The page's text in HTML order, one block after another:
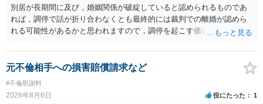
別居が長期間に及び，婚姻関係が破綻していると認められるものであ
れば，調停で話が折り合わなくとも最終的には裁判での離婚が認めら
れる可能性があるかと思われますので，調停を起こす価値はあるよう
は調停が成立するということはないため，相手が合意するメリットを
だしてでも調停で終わらせるよう努めるのか，裁判離婚を見据えて調
停での離婚に固執しないかいずれかの対応は必要となるかと思われま
す。 お一人で対応するのは難しい側面もありますので弁護士を立てる
ことを検討されると良いかと思われます。
元不倫相手への損害賠償請求など
#不倫慰謝料
2026年8月6日 役にたった 1